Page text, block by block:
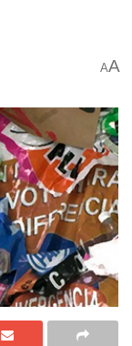
AA